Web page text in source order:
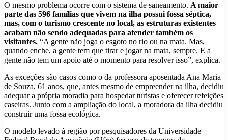
O mesmo problema ocorre com o sistema de saneamento. A maior
parte das 596 famílias que vivem na ilha possui fossa séptica,
mas, com o turismo crescente no local, as estruturas existentes
acabam não sendo adequadas para atender também os
visitantes. “A gente não joga o esgoto no rio ou na mata. Mas,
quando enche, a gente tem que tirar e jogar na mata, sempre. E a
gente não tem um apoio até o momento para resolver isso”, explica.
As exceções são casos como o da professora aposentada Ana Maria
de Souza, 61 anos, que, antes mesmo de empreender na ilha, decidiu
adequar a própria moradia para hospedar turistas e oferecer refeições
caseiras. Junto com a ampliação do local, a moradora da ilha decidiu
construir uma fossa ecológica.
O modelo levado à região por pesquisadores da Universidade